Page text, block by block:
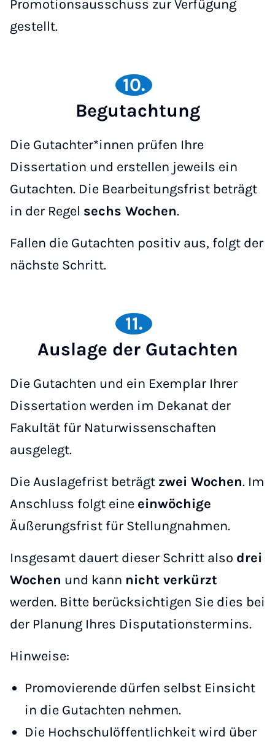
Promotionsausschuss zur Verfügung
gestellt.
10.
Begutachtung
Die Gutachter*innen prüfen Ihre
Dissertation und erstellen jeweils ein
Gutachten. Die Bearbeitungsfrist beträgt
in der Regel sechs Wochen.
Fallen die Gutachten positiv aus, folgt der
nächste Schritt.
11.
Auslage der Gutachten
Die Gutachten und ein Exemplar Ihrer
Dissertation werden im Dekanat der
Fakultät für Naturwissenschaften
ausgelegt.
Die Auslagefrist beträgt zwei Wochen. Im
Anschluss folgt eine einwöchige
Äußerungsfrist für Stellungnahmen.
Insgesamt dauert dieser Schritt also drei
Wochen und kann nicht verkürzt
werden. Bitte berücksichtigen Sie dies bei
der Planung Ihres Disputationstermins.
Hinweise:
Promovierende dürfen selbst Einsicht
in die Gutachten nehmen.
Die Hochschulöffentlichkeit wird über